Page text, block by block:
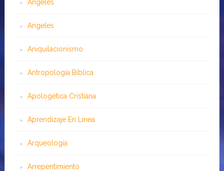
Ángeles
Angeles
Aniquilacionismo
Antropología Bíblica
Apologética Cristiana
Aprendizaje En Línea
Arqueología
Arrepentimiento